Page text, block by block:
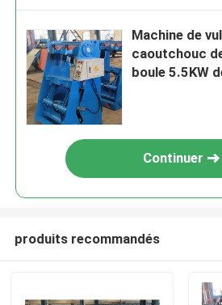
Machine de
caoutchouc
boule 5.5KW
Continuer
produits recommandés